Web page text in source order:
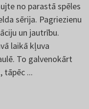
no parastā spēles
sērija. Pagriezienu
un jautrību.
laikā kļuva
To galvenokārt
tāpēc ...